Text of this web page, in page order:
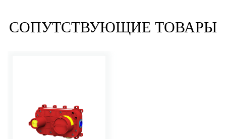
СОПУТСТВУЮЩИЕ ТОВАРЫ